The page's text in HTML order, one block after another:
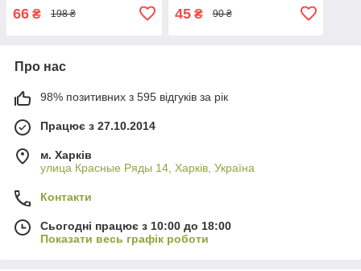
66 ₴ 198 ₴ 45₴ 90 ₴
Про нас
98% позитивних з 595 відгуків за рік
Працює з 27.10.2014
м. Харків
улица Красные Ряды 14, Харків, Україна
Контакти
Сьогодні працює з 10:00 до 18:00
Показати весь графік роботи